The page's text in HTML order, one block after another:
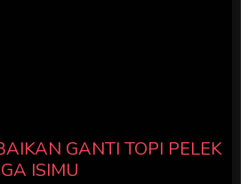
GANTI TOPI PELEK
ISIMU